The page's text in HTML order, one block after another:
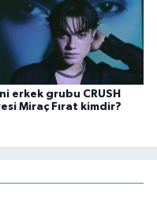
erkek grubu CRUSH
Miraç Fırat kimdir?